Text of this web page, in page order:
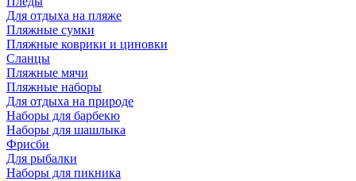
Для отдыха на пляже
Пляжные сумки
Пляжные коврики и циновки
Сланцы
Пляжные мячи
Пляжные наборы
Для отдыха на природе
Наборы для барбекю
Наборы для шашлыка
Фрисби
Для рыбалки
Наборы для пикника